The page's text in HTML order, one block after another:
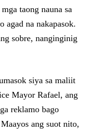
taong nauna sa
agad na nakapasok.
sobre, nanginginig
siya sa maliit
Mayor Rafael, ang
reklamo bago
ang suot nito,